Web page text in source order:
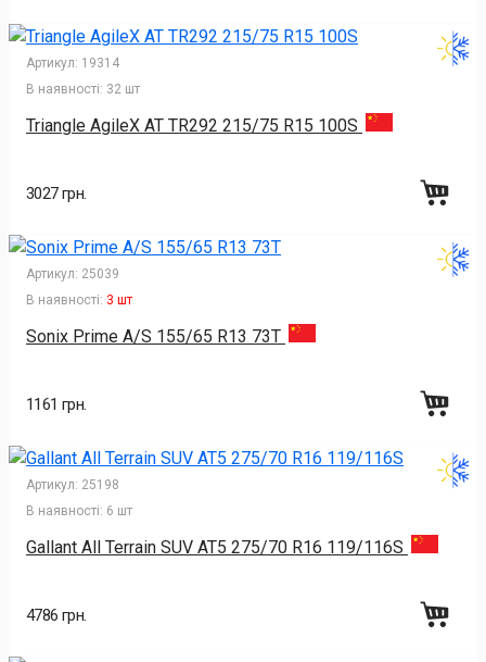
Артикул: 19314
В наявності: 32 шт
Triangle AgileX AT TR292 215/75 R15 100S
3027 грн.
Артикул: 25039
В наявності: 3 шт
Sonix Prime A/S 155/65 R13 73T
1161 грн.
Артикул: 25198
В наявності: 6 шт
Gallant All Terrain SUV AT5 275/70 R16 119/116S
4786 грн.